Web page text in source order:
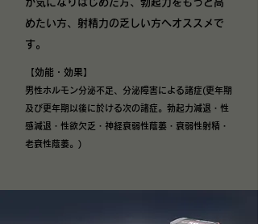
めたい方、射精力の乏しい方へオススメで
す。
【効能・効果】
男性ホルモン分泌不足、分泌障害による諸症(更年期
及び更年期以後に於ける次の諸症。勃起力減退・性
感減退・性欲欠乏・神経衰弱性蔭萎・衰弱性射精・
老衰性蔭萎。)